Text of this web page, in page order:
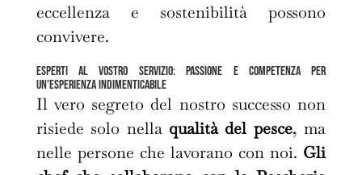
eccellenza e sostenibilità possono
convivere.
Esperti al Vostro servizio: passione e competenza per
un’esperienza indimenticabile
Il vero segreto del nostro successo non
risiede solo nella qualità del pesce, ma
nelle persone che lavorano con noi. Gli